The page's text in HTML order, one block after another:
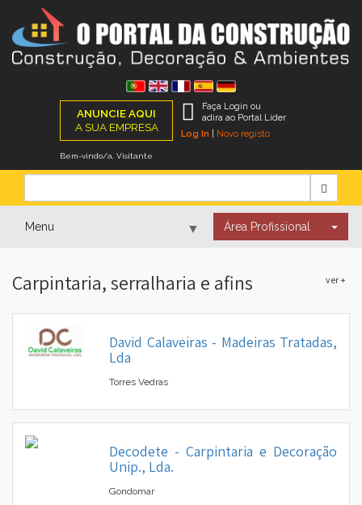
ANUNCIE AQUI
A SUA EMPRESA
Faça Login ou
adira ao Portal Líder
Log In
Novo registo
Bem-vindo/a, Visitante
Menu ▼
▼
▼
▼
Área Profissional
Carpintaria, serralharia e afins ver +
David Calaveiras - Madeiras Tratadas,
Lda
Torres Vedras
Decodete - Carpintaria e Decoração
Unip., Lda.
Gondomar